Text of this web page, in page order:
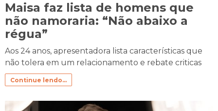
Maisa faz lista de homens que
não namoraria: “Não abaixo a
régua”
Aos 24 anos, apresentadora lista características que
não tolera em um relacionamento e rebate criticas
Continue lendo...